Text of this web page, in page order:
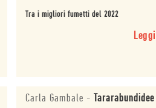
Tra i migliori fumetti del 2022
Leggi
Carla Gambale - Tararabundidee